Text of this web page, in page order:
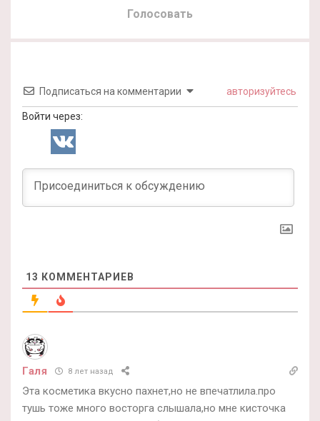
Голосовать
Подписаться на комментарии авторизуйтесь
Войти через:
13 КОММЕНТАРИЕВ
Галя 8 лет назад
Эта косметика вкусно пахнет,но не впечатлила.про
тушь тоже много восторга слышала,но мне кисточка